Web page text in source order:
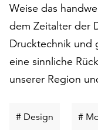
am
Ende
der
Seite
die
Schaltfläche
zur
Weise das
dem Zeitalter der
Drucktechnik und
eine sinnliche
unserer Region
# Design #